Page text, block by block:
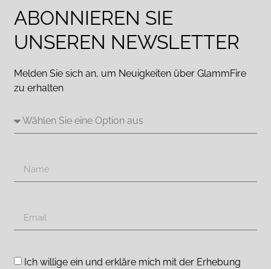
ABONNIEREN SIE
UNSEREN NEWSLETTER
Melden Sie sich an, um Neuigkeiten über GlammFire
zu erhalten
Ich willige ein und erkläre mich mit der Erhebung